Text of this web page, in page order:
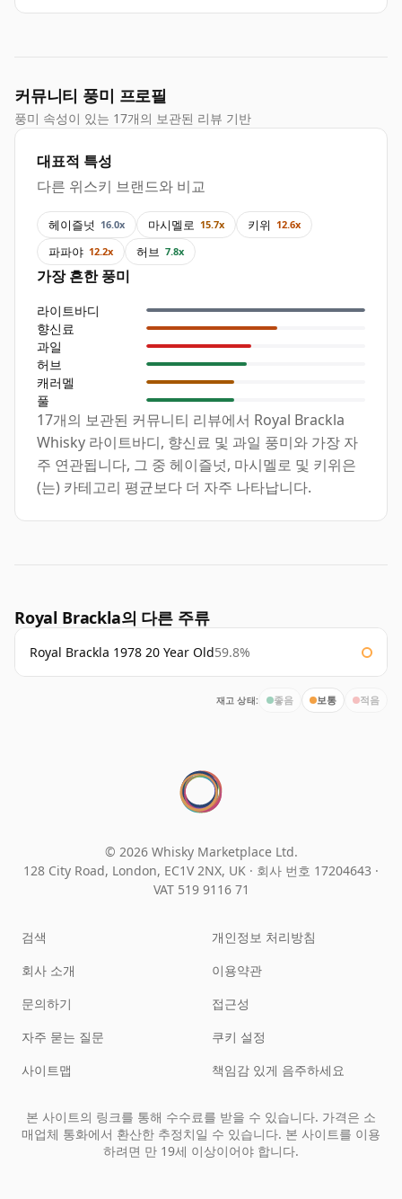
커뮤니티 풍미 프로필
풍미 속성이 있는 17개의 보관된 리뷰 기반
대표적 특성
다른 위스키 브랜드와 비교
헤이즐넛 16.0x 마시멜로 15.7x 키위 12.6x
파파야 12.2x 허브 7.8x
가장 흔한 풍미
라이트바디
향신료
과일
허브
캐러멜
풀
17개의 보관된 커뮤니티 리뷰에서 Royal Brackla
Whisky 라이트바디, 향신료 및 과일 풍미와 가장 자
주 연관됩니다, 그 중 헤이즐넛, 마시멜로 및 키위은
(는) 카테고리 평균보다 더 자주 나타납니다.
Royal Brackla의 다른 주류
Royal Brackla 1978 20 Year Old59.8%
재고 상태: 좋음 보통 적음
© 2026 Whisky Marketplace Ltd.
128 City Road, London, EC1V 2NX, UK · 회사 번호 17204643 ·
VAT 519 9116 71
검색
회사 소개
문의하기
자주 묻는 질문
사이트맵
개인정보 처리방침
이용약관
접근성
쿠키 설정
책임감 있게 음주하세요
본 사이트의 링크를 통해 수수료를 받을 수 있습니다. 가격은 소
매업체 통화에서 환산한 추정치일 수 있습니다. 본 사이트를 이용
하려면 만 19세 이상이어야 합니다.